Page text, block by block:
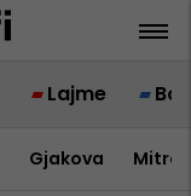
Lajme
Gjakova